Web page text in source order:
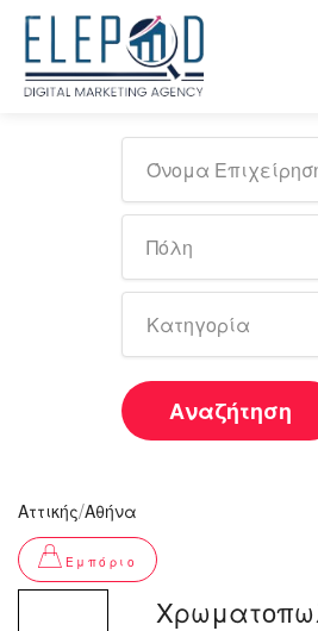
Αναζήτηση
Αττικής/Αθήνα
Εμπόριο